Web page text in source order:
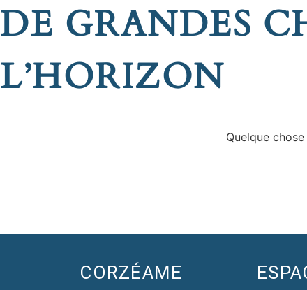
DE GRANDES
L’HORIZON
Quelque
CORZÉAME